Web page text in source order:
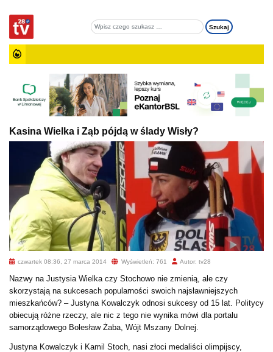
Kasina Wielka i Ząb pójdą w ślady Wisły?
czwartek 08:36, 27 marca 2014 Wyświetleń: 761 Autor: tv28
Nazwy na Justysia Wielka czy Stochowo nie zmienią, ale czy
skorzystają na sukcesach popularności swoich najsławniejszych
mieszkańców? – Justyna Kowalczyk odnosi sukcesy od 15 lat. Politycy
obiecują różne rzeczy, ale nic z tego nie wynika mówi dla portalu
samorządowego Bolesław Żaba, Wójt Mszany Dolnej.
Justyna Kowalczyk i Kamil Stoch, nasi złoci medaliści olimpijscy,